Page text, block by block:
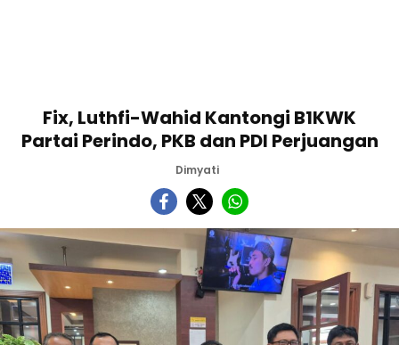
Fix, Luthfi-Wahid Kantongi B1KWK
Partai Perindo, PKB dan PDI Perjuangan
Dimyati